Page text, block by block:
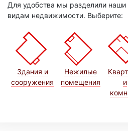
Для удобства мы разделили наши
видам недвижимости. Выберите:
Здания и
сооружения
Нежилые
помещения
и